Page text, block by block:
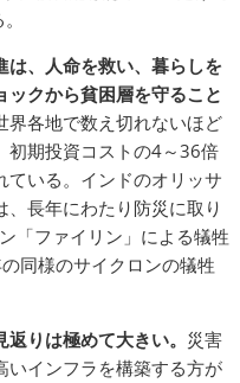
は、人命を救い、暮らしを
クから貧困層を守ること
界各地で数え切れないほど
初期投資コストの4～36倍
いる。インドのオリッサ
長年にわたり防災に取り
「ファイリン」による犠牲
同様のサイクロンの犠牲
りは極めて大きい。 災害
いインフラを構築する方が